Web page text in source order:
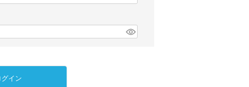
グイン